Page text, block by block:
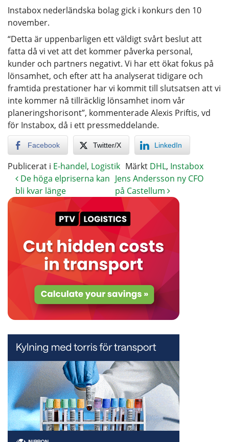
Instabox nederländska bolag gick i konkurs den 10
november.
“Detta är uppenbarligen ett väldigt svårt beslut att
fatta då vi vet att det kommer påverka personal,
kunder och partners negativt. Vi har ett ökat fokus på
lönsamhet, och efter att ha analyserat tidigare och
framtida prestationer har vi kommit till slutsatsen att vi
inte kommer nå tillräcklig lönsamhet inom vår
planeringshorisont”, kommenterade Alexis Priftis, vd
för Instabox, då i ett pressmeddelande.
Facebook Twitter/X LinkedIn
Publicerat i E-handel, Logistik Märkt DHL, Instabox
De höga elpriserna kan
bli kvar länge
Jens Andersson ny CFO
på Castellum